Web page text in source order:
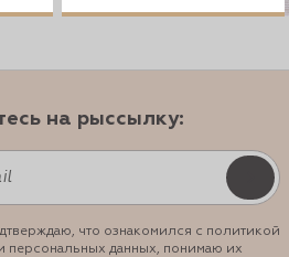
на рыссылку:
что ознакомился с политикой
персональных данных, понимаю их